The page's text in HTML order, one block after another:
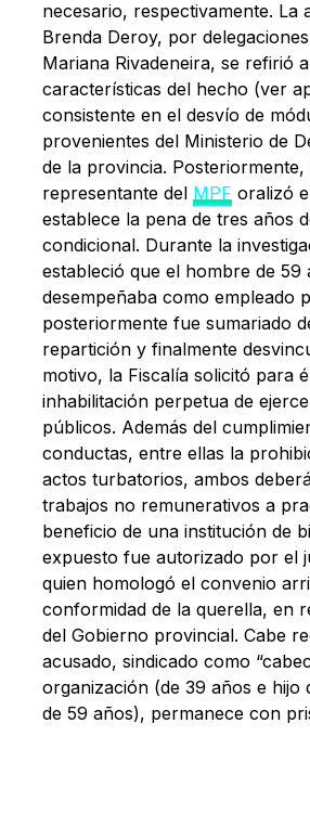
necesario, respectivamente. La
Brenda Deroy, por
Mariana Rivadeneira, se refirió
características del hecho (ver
consistente en el desvío de
provenientes del Ministerio de
de la provincia. Posteriormente,
representante del MPF oralizó
establece la pena de tres años
condicional. Durante la
estableció que el hombre de 59
desempeñaba como empleado
posteriormente fue sumariado
repartición y finalmente
motivo, la Fiscalía solicitó para
inhabilitación perpetua de
públicos. Además del
conductas, entre ellas la
actos turbatorios, ambos
trabajos no remunerativos a
beneficio de una institución de
expuesto fue autorizado por el
quien homologó el convenio
conformidad de la querella, en
del Gobierno provincial. Cabe
acusado, sindicado como
organización (de 39 años e hijo
de 59 años), permanece con